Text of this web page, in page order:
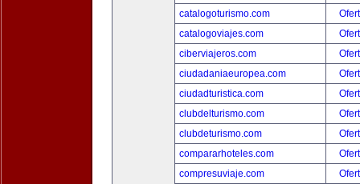
catalogoturismo.com
catalogoviajes.com
ciberviajeros.com
ciudadaniaeuropea.com
ciudadturistica.com
clubdelturismo.com
clubdeturismo.com
compararhoteles.com
compresuviaje.com